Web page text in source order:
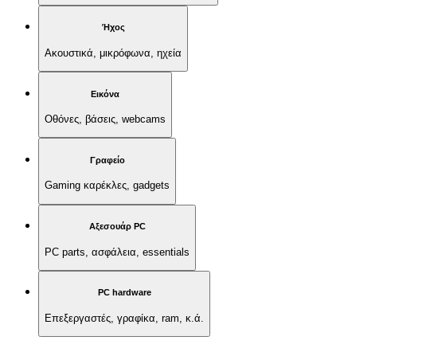
Ήχος
Ακουστικά, μικρόφωνα, ηχεία
Εικόνα
Οθόνες, βάσεις, webcams
Γραφείο
Gaming καρέκλες, gadgets
Αξεσουάρ PC
PC parts, ασφάλεια, essentials
PC hardware
Επεξεργαστές, γραφίκα, ram, κ.ά.